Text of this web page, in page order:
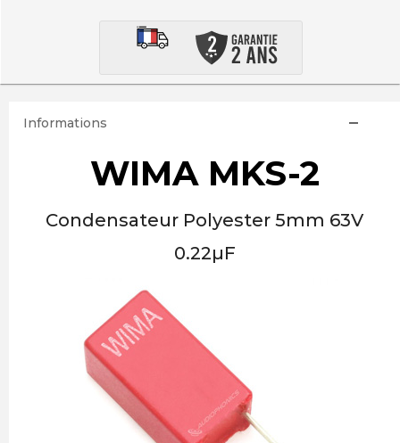
Informations
WIMA MKS-2
Condensateur Polyester 5mm 63V
0.22µF